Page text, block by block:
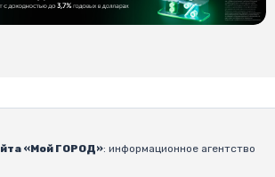
«Мой ГОРОД»: информационное агентство